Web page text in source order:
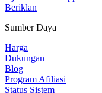
Beriklan
Sumber Daya
Harga
Dukungan
Blog
Program Afiliasi
Status Sistem